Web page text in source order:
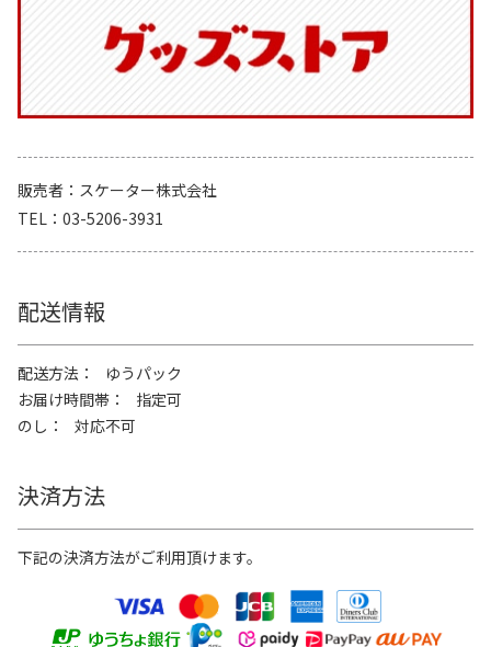
販売者
スケーター株式会社
TEL
03-5206-3931
配送情報
配送方法
ゆうパック
お届け時間帯
指定可
のし
対応不可
決済方法
下記の決済方法がご利用頂けます。